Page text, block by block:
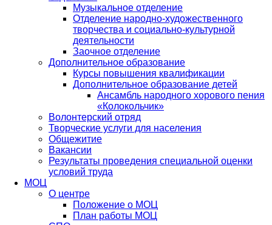
Музыкальное отделение
Отделение народно-художественного
творчества и социально-культурной
деятельности
Заочное отделение
Дополнительное образование
Курсы повышения квалификации
Дополнительное образование детей
Ансамбль народного хорового пения
«Колокольчик»
Волонтерский отряд
Творческие услуги для населения
Общежитие
Вакансии
Результаты проведения специальной оценки
условий труда
МОЦ
О центре
Положение о МОЦ
План работы МОЦ